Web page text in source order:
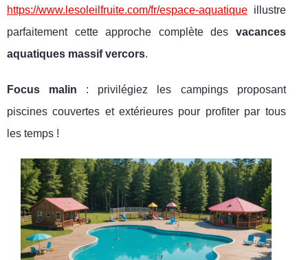
https://www.lesoleilfruite.com/fr/espace-aquatique illustre
parfaitement cette approche complète des vacances
aquatiques massif vercors.
Focus malin : privilégiez les campings proposant
piscinescouvertes et extérieures pour profiter par tous
les temps !